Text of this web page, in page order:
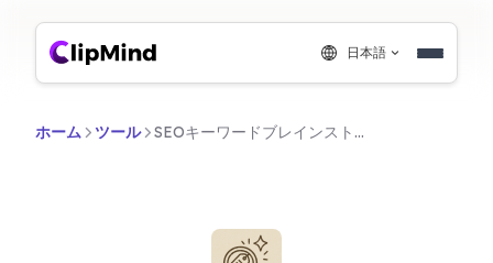
日本語
ホーム ツール SEOキーワードブレインストーミングツール